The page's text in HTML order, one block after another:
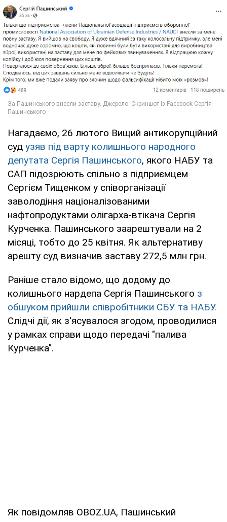
Нагадаємо, 26 лютого Вищий антикорупційний
суд узяв під варту колишнього народного
депутата Сергія Пашинського, якого НАБУ та
САП підозрюють спільно з підприємцем
Сергієм Тищенком у співорганізації
заволодіння націоналізованими
нафтопродуктами олігарха-втікача Сергія
Курченка. Пашинського заарештували на 2
місяці, тобто до 25 квітня. Як альтернативу
арешту суд визначив заставу 272,5 млн грн.
Раніше стало відомо, що додому до
колишнього нардепа Сергія Пашинського з
обшуком прийшли співробітники СБУ та НАБУ.
Слідчі дії, як з'ясувалося згодом, проводилися
у рамках справи щодо передачі "палива
Курченка".
Як повідомляв OBOZ.UA, Пашинський